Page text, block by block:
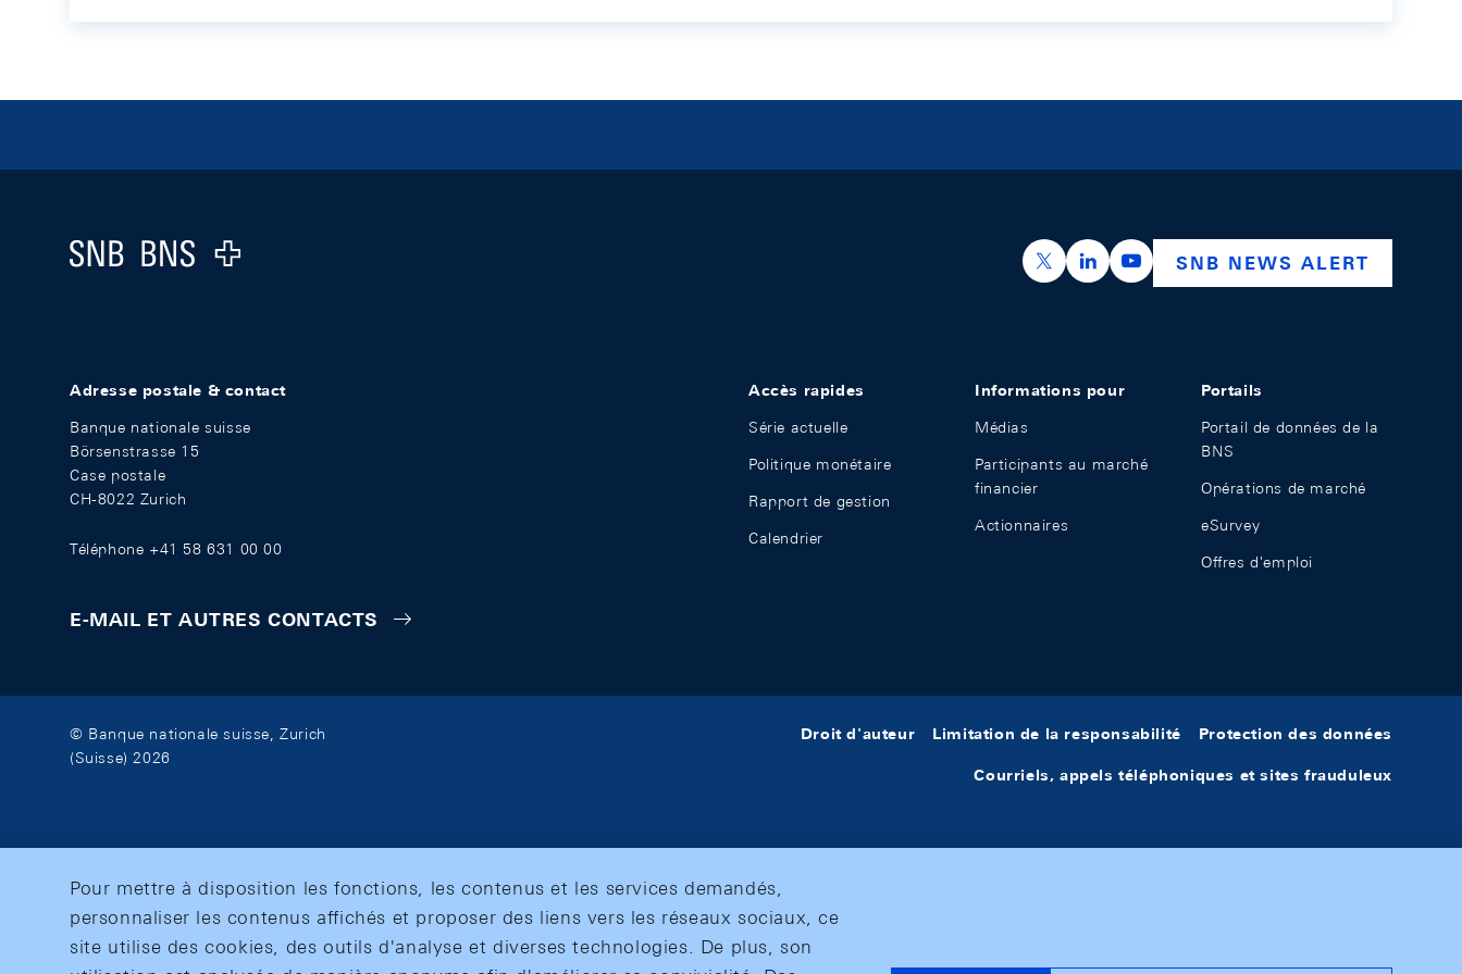
Logo
https://x.com/snb_bns
https://ch.linkedin.com/company/swiss-
https://www.youtube.com/
SNB NEWS ALERT
Adresse postale & contact
Banque nationale suisse
Börsenstrasse 15
Case postale
CH-8022 Zurich
Téléphone +41 58 631 00 00
E-MAIL ET AUTRES CONTACTS
Accès rapides
Série actuelle
Politique monétaire
Rapport de gestion
Calendrier
Informations pour
Médias
Participants au marché
financier
Actionnaires
Portails
Portail de données de la
BNS
Opérations de marché
eSurvey
Offres d'emploi
© Banque nationale suisse, Zurich
(Suisse) 2026
Droit d'auteur Limitation de la responsabilité Protection des données
Courriels, appels téléphoniques et sites frauduleux
Pour mettre à disposition les fonctions, les contenus et les services demandés,
personnaliser les contenus affichés et proposer des liens vers les réseaux sociaux, ce
site utilise des cookies, des outils d'analyse et diverses technologies. De plus, son